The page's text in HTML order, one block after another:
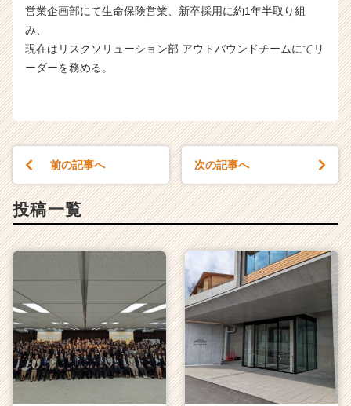
営業企画部にて生命保険営業、新卒採用に約1年半取り組
み、
現在はリスクソリューション部 アウトバウンドチームにてリ
ーダーを務める。
前の記事へ 次の記事へ
投稿一覧